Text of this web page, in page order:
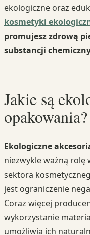
ekologiczne oraz
kosmetyki
promujesz zdrową
substancji
Jakie są
opakowania?
Ekologiczne
niezwykle ważną rolę
sektora
jest ograniczenie
Coraz więcej
wykorzystanie
umożliwia ich